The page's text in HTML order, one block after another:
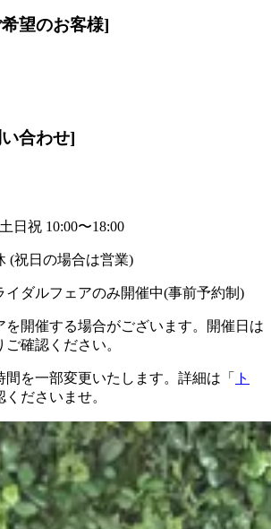
望のお客様]
合わせ]
日祝 10:00〜18:00
(祝日の場合は営業)
ダルフェアのみ開催中(事前予約制)
開催する場合がございます。開催日は
ご確認ください。
を一部変更いたします。詳細は「
ト
くださいませ。